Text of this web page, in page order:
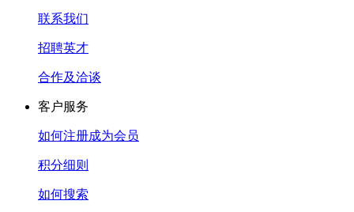
联系我们
招聘英才
合作及洽谈
客户服务
如何注册成为会员
积分细则
如何搜索